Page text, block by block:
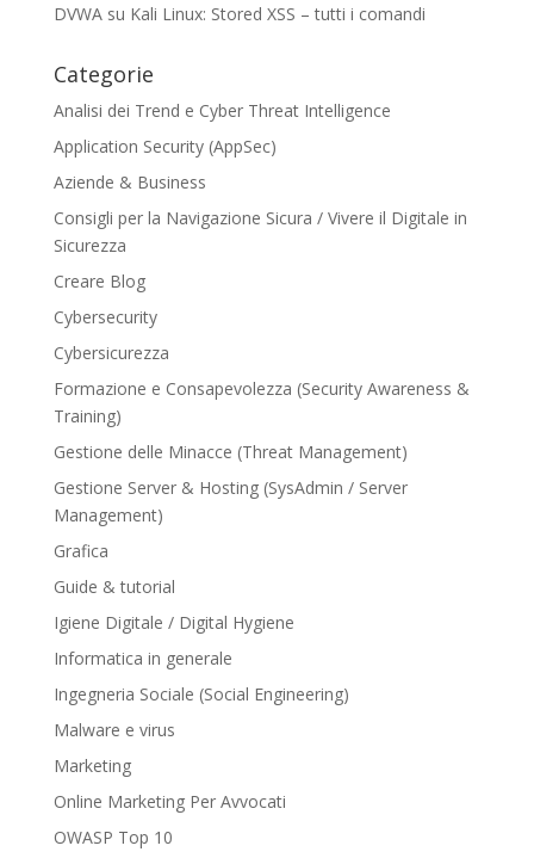
DVWA su Kali Linux: Stored XSS – tutti i comandi
Categorie
Analisi dei Trend e Cyber Threat Intelligence
Application Security (AppSec)
Aziende & Business
Consigli per la Navigazione Sicura / Vivere il Digitale in
Sicurezza
Creare Blog
Cybersecurity
Cybersicurezza
Formazione e Consapevolezza (Security Awareness &
Training)
Gestione delle Minacce (Threat Management)
Gestione Server & Hosting (SysAdmin / Server
Management)
Grafica
Guide & tutorial
Igiene Digitale / Digital Hygiene
Informatica in generale
Ingegneria Sociale (Social Engineering)
Malware e virus
Marketing
Online Marketing Per Avvocati
OWASP Top 10